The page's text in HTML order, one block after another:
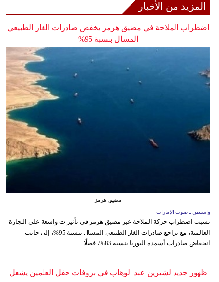
المزيد من الأخبار
اضطراب الملاحة في مضيق هرمز يخفض صادرات الغاز الطبيعي
المسال بنسبة 95%
مضيق هرمز
واشنطن ـ صوت الإمارات
تسبب اضطراب حركة الملاحة عبر مضيق هرمز في تأثيرات واسعة على التجارة
العالمية، مع تراجع صادرات الغاز الطبيعي المسال بنسبة 95%، إلى جانب
انخفاض صادرات أسمدة اليوريا بنسبة 83%، فضلًا
ظهور جديد لشيرين عبد الوهاب في بروفات حفل العلمين يشعل